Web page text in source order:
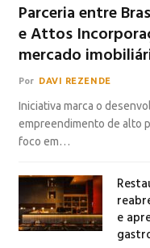
Parceria entre
e Attos
mercado
Por DAVI REZENDE
Iniciativa marca o
empreendimento de alto
foco em…
e